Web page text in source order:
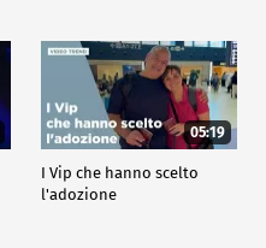
05:19
I Vip che hanno scelto
l'adozione